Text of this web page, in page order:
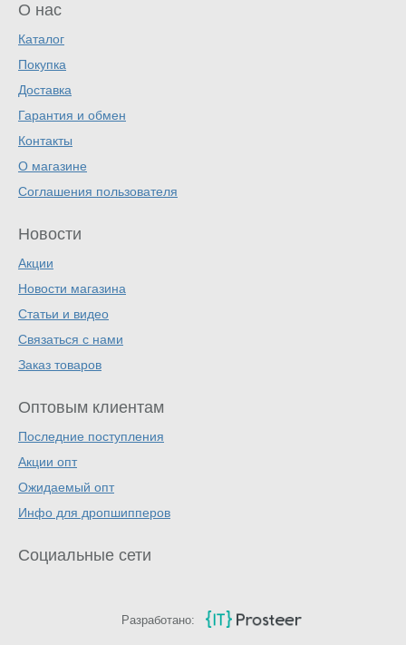
О нас
Каталог
Покупка
Доставка
Гарантия и обмен
Контакты
О магазине
Соглашения пользователя
Новости
Акции
Новости магазина
Статьи и видео
Связаться с нами
Заказ товаров
Оптовым клиентам
Последние поступления
Акции опт
Ожидаемый опт
Инфо для дропшипперов
Социальные сети
Разработано: